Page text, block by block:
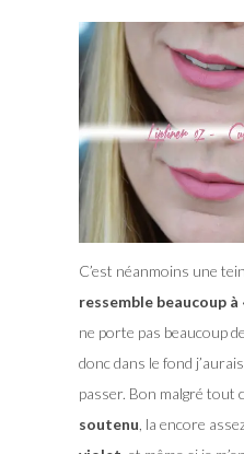
C’est néanmoins une
ressemble beaucoup à
ne porte pas beaucoup
donc dans le fond
passer. Bon malgré tout
soutenu , la encore